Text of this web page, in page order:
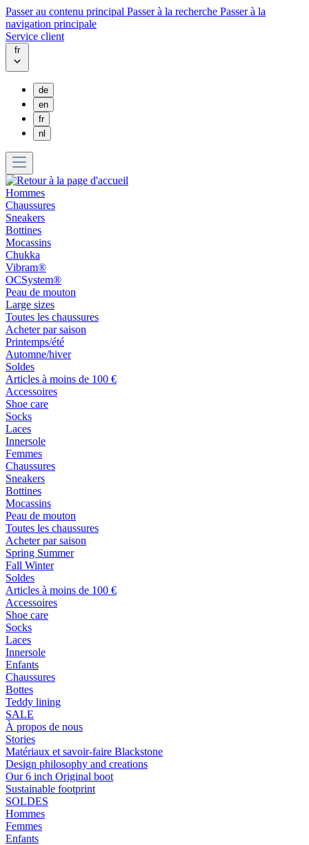
Passer au contenu principal Passer à la recherche Passer à la
navigation principale
Service client
fr
de
en
fr
nl
Hommes
Chaussures
Sneakers
Bottines
Mocassins
Chukka
Vibram®
OCSystem®
Peau de mouton
Large sizes
Toutes les chaussures
Acheter par saison
Printemps/été
Automne/hiver
Soldes
Articles à moins de 100 €
Accessoires
Shoe care
Socks
Laces
Innersole
Femmes
Chaussures
Sneakers
Bottines
Mocassins
Peau de mouton
Toutes les chaussures
Acheter par saison
Spring Summer
Fall Winter
Soldes
Articles à moins de 100 €
Accessoires
Shoe care
Socks
Laces
Innersole
Enfants
Chaussures
Bottes
Teddy lining
SALE
À propos de nous
Stories
Matériaux et savoir-faire Blackstone
Design philosophy and creations
Our 6 inch Original boot
Sustainable footprint
SOLDES
Hommes
Femmes
Enfants